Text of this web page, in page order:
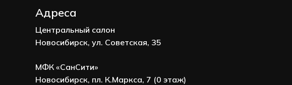
Адреса
Центральный салон
Новосибирск, ул. Советская, 35
МФК «СанСити»
Новосибирск, пл. К.Маркса, 7 (0 этаж)